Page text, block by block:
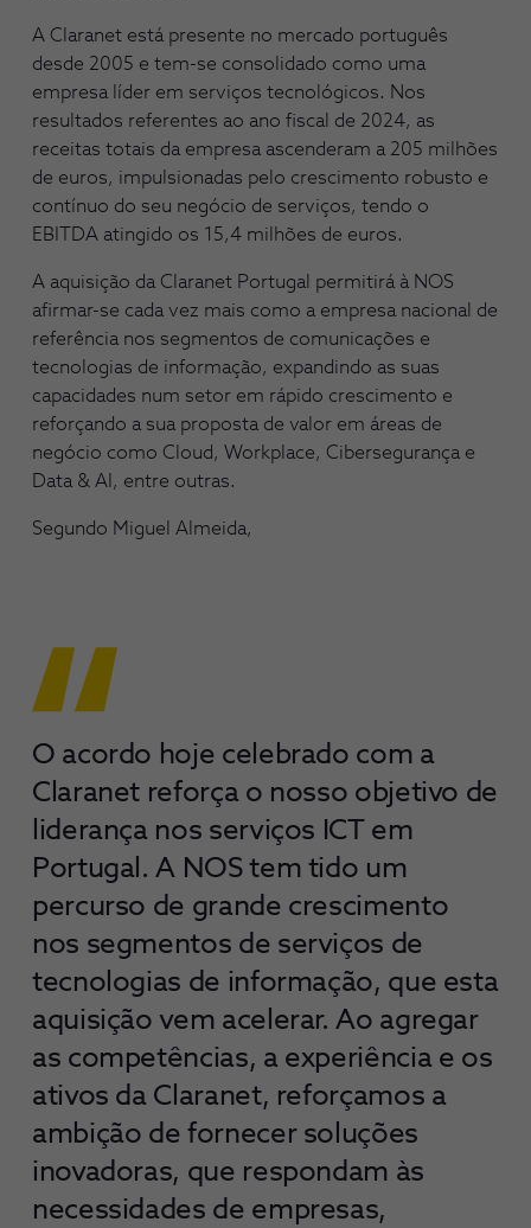
A Claranet está presente no mercado português
desde 2005 e tem-se consolidado como uma
empresa líder em serviços tecnológicos. Nos
resultados referentes ao ano fiscal de 2024, as
receitas totais da empresa ascenderam a 205 milhões
de euros, impulsionadas pelo crescimento robusto e
contínuo do seu negócio de serviços, tendo o
EBITDA atingido os 15,4 milhões de euros.
A aquisição da Claranet Portugal permitirá à NOS
afirmar-se cada vez mais como a empresa nacional de
referência nos segmentos de comunicações e
tecnologias de informação, expandindo as suas
capacidades num setor em rápido crescimento e
reforçando a sua proposta de valor em áreas de
negócio como Cloud, Workplace, Cibersegurança e
Data & AI, entre outras.
Segundo Miguel Almeida,
O acordo hoje celebrado com a
Claranet reforça o nosso objetivo de
liderança nos serviços ICT em
Portugal. A NOS tem tido um
percurso de grande crescimento
nos segmentos de serviços de
tecnologias de informação, que esta
aquisição vem acelerar. Ao agregar
as competências, a experiência e os
ativos da Claranet, reforçamos a
ambição de fornecer soluções
inovadoras, que respondam às
necessidades de empresas,